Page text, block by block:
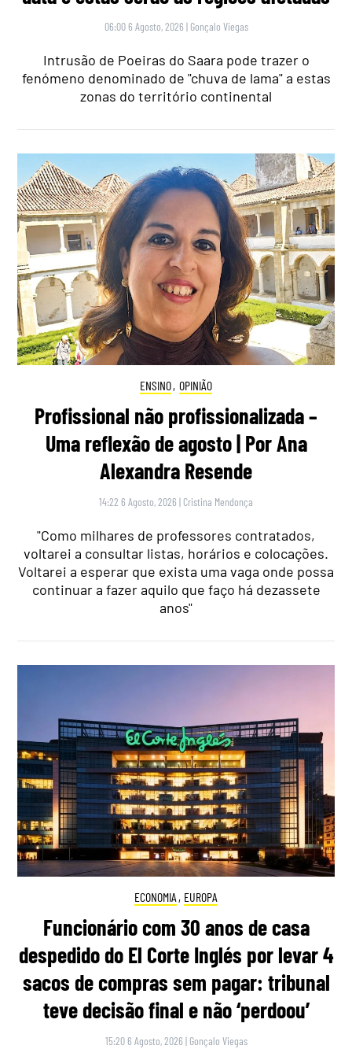
06:00 6 Agosto, 2026 | Gonçalo Viegas
Intrusão de Poeiras do Saara pode trazer o
fenómeno denominado de "chuva de lama" a estas
zonas do território continental
ENSINO, OPINIÃO
Profissional não profissionalizada –
Uma reflexão de agosto | Por Ana
Alexandra Resende
14:22 6 Agosto, 2026 | Cristina Mendonça
"Como milhares de professores contratados,
voltarei a consultar listas, horários e colocações.
Voltarei a esperar que exista uma vaga onde possa
continuar a fazer aquilo que faço há dezassete
anos"
ECONOMIA , EUROPA
Funcionário com 30 anos de casa
despedido do El Corte Inglés por levar 4
sacos de compras sem pagar: tribunal
teve decisão final e não ‘perdoou’
15:20 6 Agosto, 2026 | Gonçalo Viegas